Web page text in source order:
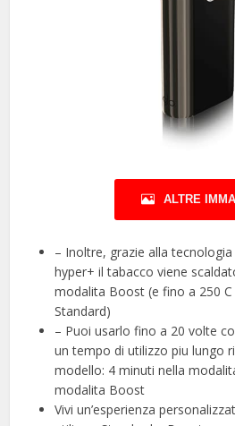
ALTRE
– Inoltre, grazie alla
hyper+ il tabacco viene
modalita Boost (e fino a 250
Standard)
– Puoi usarlo fino a 20 volte
un tempo di utilizzo piu lungo
modello: 4 minuti nella
modalita Boost
Vivi un’esperienza